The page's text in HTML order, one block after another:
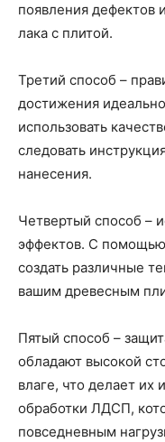
появления дефектов
лака с плитой.
Третий способ –
достижения
использовать
следовать
нанесения.
Четвертый способ –
эффектов. С
создать различные
вашим древесным
Пятый способ –
обладают высокой
влаге, что делает
обработки ЛДСП,
повседневным